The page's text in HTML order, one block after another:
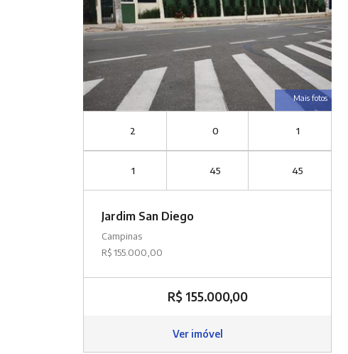
Mais fotos
2 0 1
1 45 45
Jardim San Diego
Campinas
R$ 155.000,00
R$ 155.000,00
Ver imóvel